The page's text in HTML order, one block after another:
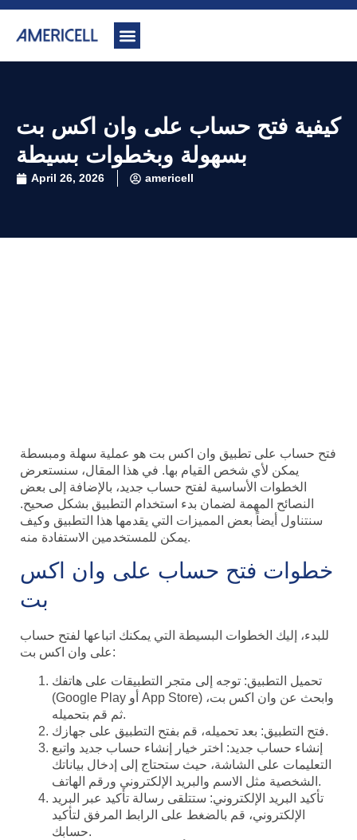
كيفية فتح حساب على وان اكس بت
بسهولة وبخطوات بسيطة
April 26, 2026 americell
فتح حساب على تطبيق وان اكس بت هو عملية سهلة ومبسطة
يمكن لأي شخص القيام بها. في هذا المقال، سنستعرض
الخطوات الأساسية لفتح حساب جديد، بالإضافة إلى بعض
النصائح المهمة لضمان بدء استخدام التطبيق بشكل صحيح.
سنتناول أيضاً بعض المميزات التي يقدمها هذا التطبيق وكيف
يمكن للمستخدمين الاستفادة منه.
خطوات فتح حساب على وان اكس
بت
للبدء، إليك الخطوات البسيطة التي يمكنك اتباعها لفتح حساب
على وان اكس بت:
تحميل التطبيق: توجه إلى متجر التطبيقات على هاتفك
(Google Play أو App Store) وابحث عن وان اكس بت،
ثم قم بتحميله.
فتح التطبيق: بعد تحميله، قم بفتح التطبيق على جهازك.
إنشاء حساب جديد: اختر خيار إنشاء حساب جديد واتبع
التعليمات على الشاشة، حيث ستحتاج إلى إدخال بياناتك
الشخصية مثل الاسم والبريد الإلكتروني ورقم الهاتف.
تأكيد البريد الإلكتروني: ستتلقى رسالة تأكيد عبر البريد
الإلكتروني، قم بالضغط على الرابط المرفق لتأكيد
حسابك.